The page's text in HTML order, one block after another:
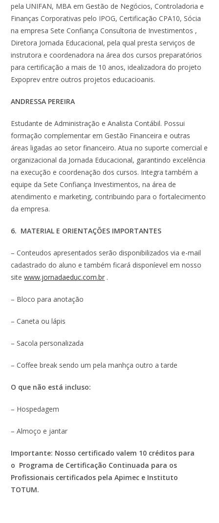
pela UNIFAN, MBA em Gestão de Negócios, Controladoria e
Finanças Corporativas pelo IPOG, Certificação CPA10, Sócia
na empresa Sete Confiança Consultoria de Investimentos ,
Diretora Jornada Educacional, pela qual presta serviços de
instrutora e coordenadora na área dos cursos preparatórios
para certificação a mais de 10 anos, idealizadora do projeto
Expoprev entre outros projetos educacioanis.
ANDRESSA PEREIRA
Estudante de Administração e Analista Contábil. Possui
formação complementar em Gestão Financeira e outras
áreas ligadas ao setor financeiro. Atua no suporte comercial e
organizacional da Jornada Educacional, garantindo excelência
na execução e coordenação dos cursos. Integra também a
equipe da Sete Confiança Investimentos, na área de
atendimento e marketing, contribuindo para o fortalecimento
da empresa.
6. MATERIAL E ORIENTAÇÕES IMPORTANTES
– Conteudos apresentados serão disponibilizados via e-mail
cadastrado do aluno e também ficará disponíevel em nosso
sitewww.jornadaeduc.com.br .
– Bloco para anotação
– Caneta ou lápis
– Sacola personalizada
– Coffee break sendo um pela manhça outro a tarde
O que não está incluso:
– Hospedagem
– Almoço e jantar
Importante: Nosso certificado valem 10 créditos para
o Programa de Certificação Continuada para os
Profissionais certificados pela Apimec e Instituto
TOTUM.